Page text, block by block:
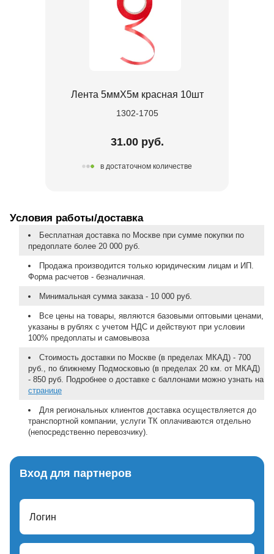
Лента 5ммХ5м красная 10шт
1302-1705
31.00 руб.
в достаточном количестве
Условия работы/доставка
Бесплатная доставка по Москве при сумме покупки по
предоплате более 20 000 руб.
Продажа производится только юридическим лицам и ИП.
Форма расчетов - безналичная.
Минимальная сумма заказа - 10 000 руб.
Все цены на товары, являются базовыми оптовыми ценами,
указаны в рублях с учетом НДС и действуют при условии
100% предоплаты и самовывоза
Стоимость доставки по Москве (в пределах МКАД) - 700
руб., по ближнему Подмосковью (в пределах 20 км. от МКАД)
- 850 руб. Подробнее о доставке с баллонами можно узнать на
странице
Для региональных клиентов доставка осуществляется до
транспортной компании, услуги ТК оплачиваются отдельно
(непосредственно перевозчику).
Вход для партнеров
Логин